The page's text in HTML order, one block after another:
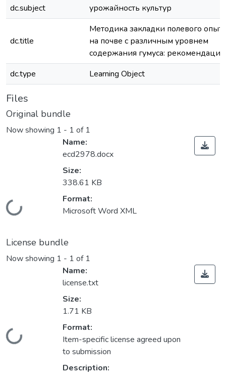
dc.subject
урожайность культур
dc.title
Методика закладки полевого опыта
на почве с различным уровнем
содержания гумуса: рекомендации
dc.type
Learning Object
Files
Original bundle
Now showing 1 - 1 of 1
Loading...
Name:
ecd2978.docx
Size:
338.61 KB
Format:
Microsoft Word XML
License bundle
Now showing 1 - 1 of 1
Loading...
Name:
license.txt
Size:
1.71 KB
Format:
Item-specific license agreed upon
to submission
Description: